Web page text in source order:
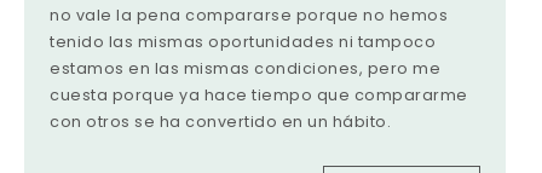
no vale la pena compararse porque no hemos
tenido las mismas oportunidades ni tampoco
estamos en las mismas condiciones, pero me
cuesta porque ya hace tiempo que compararme
con otros se ha convertido en un hábito.